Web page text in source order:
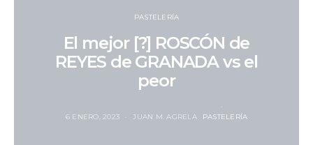
PASTELERÍA
El mejor [?] ROSCÓN de
REYES de GRANADA vs el
peor
6 ENERO, 2023 JUAN M. AGRELA PASTELERÍA